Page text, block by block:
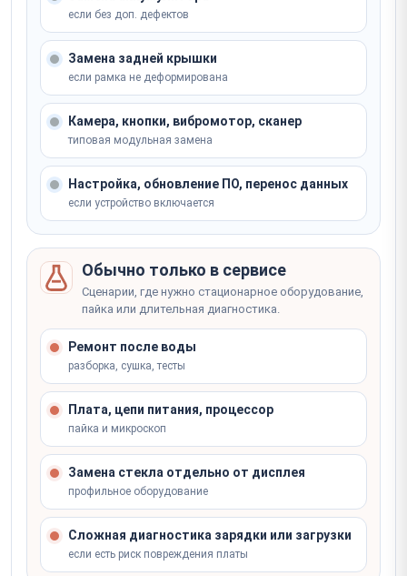
Не уверены, что сломалось? Мастер определит на
Записаться
Не уверены, что сломалось? Мастер определит на
месте
Записаться
Не уверены, что сломалось? Мастер определит на
месте
Записаться
если без доп. дефектов
Замена задней крышки
если рамка не деформирована
Камера, кнопки, вибромотор, сканер
типовая модульная замена
Настройка, обновление ПО, перенос данных
если устройство включается
Обычно только в сервисе
Сценарии, где нужно стационарное оборудование,
пайка или длительная диагностика.
Ремонт после воды
разборка, сушка, тесты
Плата, цепи питания, процессор
пайка и микроскоп
Замена стекла отдельно от дисплея
профильное оборудование
Сложная диагностика зарядки или загрузки
если есть риск повреждения платы